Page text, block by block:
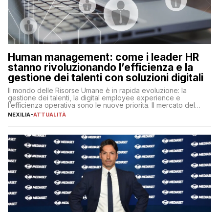
Human management: come i leader HR
stanno rivoluzionando l’efficienza e la
gestione dei talenti con soluzioni digitali
Il mondo delle Risorse Umane è in rapida evoluzione: la
gestione dei talenti, la digital employee experience e
l’efficienza operativa sono le nuove priorità. Il mercato del
lavoro, d’altra parte, è sempre più competitivo con una lotta
NEXILIA-ATTUALITÀ